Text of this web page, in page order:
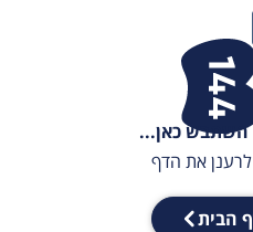
השתבש כאן...
את הדף
הבית